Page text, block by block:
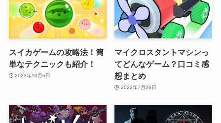
スイカゲームの攻略法！簡
単なテクニックも紹介！
2023年10月6日
マイクロスタントマシンっ
てどんなゲーム？口コミ感
想まとめ
2022年7月26日